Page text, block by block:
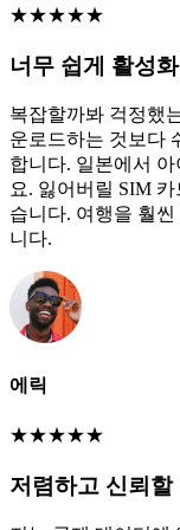
★★★★★
너무 쉽게 활성화
복잡할까봐 걱정했
운로드하는 것보다
합니다. 일본에서
요. 잃어버릴 SIM
습니다. 여행을 훨
니다.
에릭
★★★★★
저렴하고 신뢰할